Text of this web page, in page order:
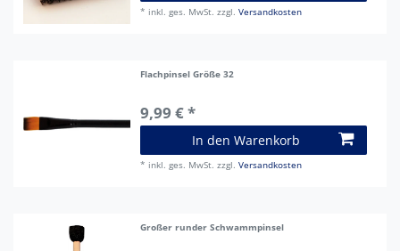
* inkl. ges. MwSt. zzgl.Versandkosten
Flachpinsel Größe 32
9,99 € *
In den Warenkorb
* inkl. ges. MwSt. zzgl.Versandkosten
Großer runder Schwammpinsel